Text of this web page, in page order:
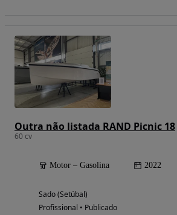
Outra não listada RAND Picnic 18
60 cv
Motor – Gasolina 2022
Sado (Setúbal)
Profissional • Publicado